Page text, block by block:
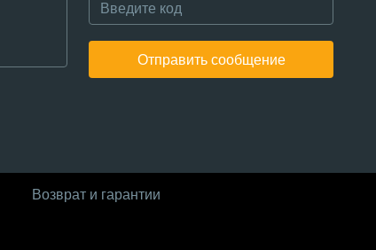
Отправить сообщение
Возврат и гарантии